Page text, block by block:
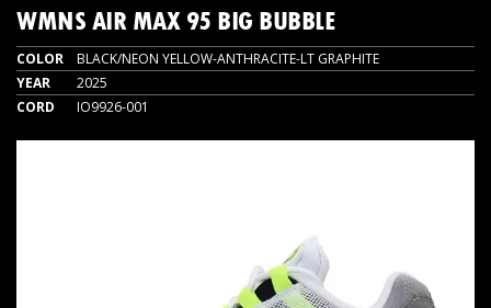
WMNS AIR MAX 95 BIG BUBBLE
COLOR
BLACK/NEON YELLOW-ANTHRACITE-LT GRAPHITE
YEAR
2025
CORD
IO9926-001